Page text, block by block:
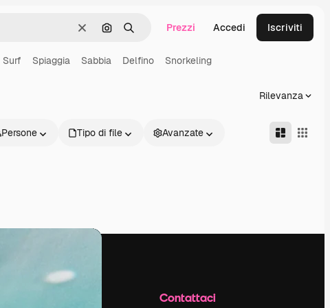
CancellaCerca per immagine
Ricerca Prezzi Accedi Iscriviti
Surf Spiaggia Sabbia Delfino Snorkeling
Rilevanza
Persone Tipo di file Avanzate
Contattaci